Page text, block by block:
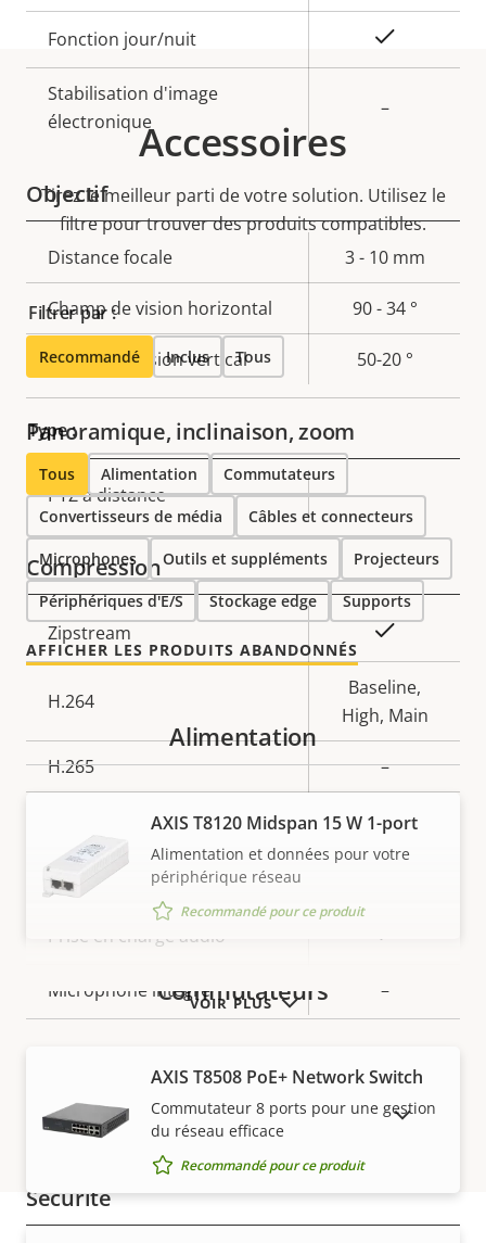
Fonction jour/nuit
Stabilisation d'image
électronique
–
Objectif
Description
de la
propriété
la
propriété
Distance focale 3 - 10 mm
Champ de vision horizontal 90 - 34 °
Champ de vision vertical 50-20 °
Panoramique, inclinaison, zoom
Description
de la
propriété
Valeur de
la
propriété
PTZ à distance –
Compression
Description
de la
la
Zipstream
H.264
Baseline,
High, Main
H.265 –
–
Audio
Description
propriété
Valeur de
propriété
Prise en charge audio
Microphone intégré –
Description
Valeur de
Classe PoE
Sécurité
Accessoires
Tirez le meilleur parti de votre solution. Utilisez le
filtre pour trouver des produits compatibles.
Filtrer par :
Recommandé Inclus Tous
Type :
Tous Alimentation Commutateurs
Convertisseurs de média Câbles et connecteurs
Microphones Outils et suppléments Projecteurs
Périphériques d'E/S Stockage edge Supports
AFFICHER LES PRODUITS ABANDONNÉS
VOIR PLUS
Alimentation
AXIS T8120 Midspan 15 W 1-port
Alimentation et données pour votre
périphérique réseau
Recommandé pour ce produit
Commutateurs
AXIS T8508 PoE+ Network Switch
Commutateur 8 ports pour une gestion
du réseau efficace
Recommandé pour ce produit
AFFICHER LES PRODUITS ABANDONNÉS